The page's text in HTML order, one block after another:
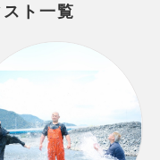
ト一覧